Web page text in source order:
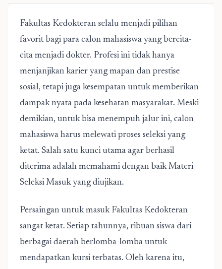
Fakultas Kedokteran selalu menjadi pilihan
favorit bagi para calon mahasiswa yang bercita-
cita menjadi dokter. Profesi ini tidak hanya
menjanjikan karier yang mapan dan prestise
sosial, tetapi juga kesempatan untuk memberikan
dampak nyata pada kesehatan masyarakat. Meski
demikian, untuk bisa menempuh jalur ini, calon
mahasiswa harus melewati proses seleksi yang
ketat. Salah satu kunci utama agar berhasil
diterima adalah memahami dengan baikMateri
Seleksi Masukyang diujikan.
Persaingan untuk masuk Fakultas Kedokteran
sangat ketat. Setiap tahunnya, ribuan siswa dari
berbagai daerah berlomba-lomba untuk
mendapatkan kursi terbatas. Oleh karena itu,